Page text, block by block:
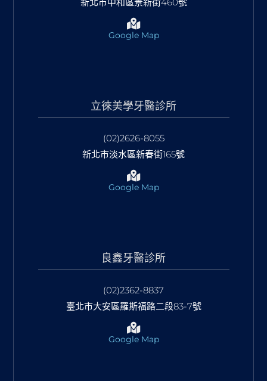
Google Map
立徠美學牙醫診所
(02)2626-8055
新北市淡水區新春街165號
Google Map
良鑫牙醫診所
(02)2362-8837
臺北市大安區羅斯福路二段83-7號
Google Map